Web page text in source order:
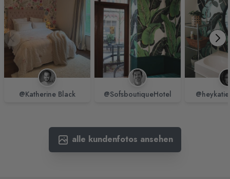
@Katherine Black @SofsboutiqueHotel
alle kundenfotos ansehen